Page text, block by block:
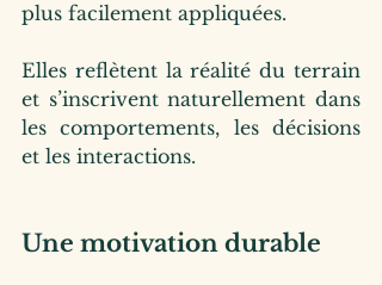
plus facilement appliquées.
Elles reflètent la réalité du terrain
et s’inscrivent naturellement dans
les comportements, les décisions
et les interactions.
Une motivation durable